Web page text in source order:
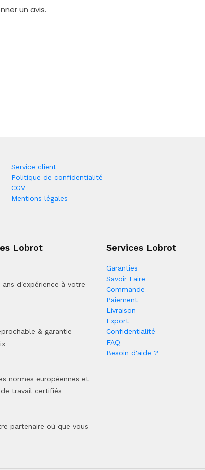
un avis.
Service client
Politique de confidentialité
CGV
Mentions légales
Lobrot
ans d'expérience à votre
& garantie
normes européennes et
travail certifiés
partenaire où que vous
Services Lobrot
Garanties
Savoir Faire
Commande
Paiement
Livraison
Export
Confidentialité
FAQ
Besoin d'aide ?